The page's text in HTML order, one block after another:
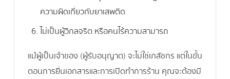
ความผิดเกี่ยวกับยาเสพติด
ไม่เป็นผู้วิกลจริต หรือคนไร้ความสามารถ
แม้ผู้เป็นเจ้าของ (ผู้รับอนุญาต) จะไม่ใช่เภสัชกร แต่ในขั้น
ตอนการยื่นเอกสารและการเปิดทำการร้าน คุณจะต้องมี